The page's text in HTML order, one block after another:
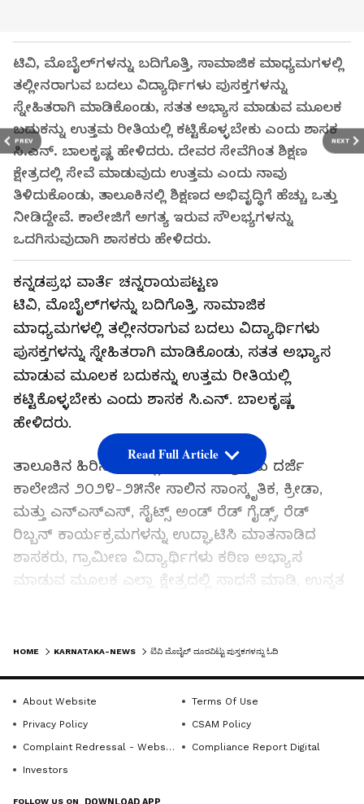
PREV NEXT
ಟಿವಿ, ಮೊಬೈಲ್‌ಗಳನ್ನು ಬದಿಗೊತ್ತಿ, ಸಾಮಾಜಿಕ ಮಾಧ್ಯಮಗಳಲ್ಲಿ
ತಲ್ಲೀನರಾಗುವ ಬದಲು ವಿದ್ಯಾರ್ಥಿಗಳು ಪುಸಕ್ತಗಳನ್ನು
ಸ್ನೇಹಿತರಾಗಿ ಮಾಡಿಕೊಂಡು, ಸತತ ಅಭ್ಯಾಸ ಮಾಡುವ ಮೂಲಕ
ಬದುಕನ್ನು ಉತ್ತಮ ರೀತಿಯಲ್ಲಿ ಕಟ್ಟಿಕೊಳ್ಳಬೇಕು ಎಂದು ಶಾಸಕ
ಸಿ.ಎನ್. ಬಾಲಕೃಷ್ಣ ಹೇಳಿದರು. ದೇವರ ಸೇವೆಗಿಂತ ಶಿಕ್ಷಣ
ಕ್ಷೇತ್ರದಲ್ಲಿ ಸೇವೆ ಮಾಡುವುದು ಉತ್ತಮ ಎಂದು ನಾವು
ತಿಳಿದುಕೊಂಡು, ತಾಲೂಕಿನಲ್ಲಿ ಶಿಕ್ಷಣದ ಅಭಿವೃದ್ಧಿಗೆ ಹೆಚ್ಚು ಒತ್ತು
ನೀಡಿದ್ದೇವೆ. ಕಾಲೇಜಿಗೆ ಅಗತ್ಯ ಇರುವ ಸೌಲಭ್ಯಗಳನ್ನು
ಒದಗಿಸುವುದಾಗಿ ಶಾಸಕರು ಹೇಳಿದರು.
ಕನ್ನಡಪ್ರಭ ವಾರ್ತೆ ಚನ್ನರಾಯಪಟ್ಟಣ
ಟಿವಿ, ಮೊಬೈಲ್‌ಗಳನ್ನು ಬದಿಗೊತ್ತಿ, ಸಾಮಾಜಿಕ
ಮಾಧ್ಯಮಗಳಲ್ಲಿ ತಲ್ಲೀನರಾಗುವ ಬದಲು ವಿದ್ಯಾರ್ಥಿಗಳು
ಪುಸಕ್ತಗಳನ್ನು ಸ್ನೇಹಿತರಾಗಿ ಮಾಡಿಕೊಂಡು, ಸತತ ಅಭ್ಯಾಸ
ಮಾಡುವ ಮೂಲಕ ಬದುಕನ್ನು ಉತ್ತಮ ರೀತಿಯಲ್ಲಿ
ಕಟ್ಟಿಕೊಳ್ಳಬೇಕು ಎಂದು ಶಾಸಕ ಸಿ.ಎನ್. ಬಾಲಕೃಷ್ಣ
ಹೇಳಿದರು.
ತಾಲೂಕಿನ ಹಿರಿಸಾವೆಯಲ್ಲಿನ ಸರ್ಕಾರಿ ಪ್ರಥಮ ದರ್ಜೆ
ಕಾಲೇಜಿನ ೨೦೨೪-೨೫ನೇ ಸಾಲಿನ ಸಾಂಸ್ಕೃತಿಕ, ಕ್ರೀಡಾ,
ಮತ್ತು ಎನ್‌ಎಸ್‌ಎಸ್, ಸೈಟ್ಸ್ ಅಂಡ್ ರೆಡ್ ಗೈಡ್ಸ್, ರೆಡ್
ರಿಬ್ಬನ್ ಕಾರ್ಯಕ್ರಮಗಳನ್ನು ಉದ್ಘಾಟಿಸಿ ಮಾತನಾಡಿದ
ಶಾಸಕರು, ಗ್ರಾಮೀಣ ವಿದ್ಯಾರ್ಥಿಗಳು ಕಠಿಣ ಅಭ್ಯಾಸ
ಮಾಡುವ ಮೂಲಕ ಎಲ್ಲಾ ಕ್ಷೇತ್ರದಲ್ಲಿ ಸಾಧನೆ ಮಾಡಿ, ಉನ್ನತ
ಉಳಿಸಿ ಬೆಳೆಸುವ ಬಗ್ಗೆ ಹೆಚ್ಚು ಗಮನಹರಿಸಬೇಕಿದೆ. ದೇವರ
ಎಂದು ನಾವು ತಿಳಿದುಕೊಂಡು, ತಾಲೂಕಿನಲ್ಲಿ ಶಿಕ್ಷಣದ
ಅಭಿವೃದ್ಧಿಗೆ ಹೆಚ್ಚು ಒತ್ತು ನೀಡಿದ್ದೇವೆ. ಕಾಲೇಜಿಗೆ ಅಗತ್ಯ ಇರುವ
ಸೌಲಭ್ಯಗಳನ್ನು ಒದಗಿಸುವುದಾಗಿ ಶಾಸಕರು ಹೇಳಿದರು.ಸಾಹಿತಿ
ಹೆರಗನಹಳ್ಳಿ ದಿನೇಶ್ ಮಾತನಾಡಿ, ಪದವಿ ಹಂತದಲ್ಲಿಯೇ
Read Full Article
HOME KARNATAKA-NEWS ಟಿವಿ ಮೊಬೈಲ್‌ ದೂರವಿಟ್ಟು ಪುಸ್ತಕಗಳನ್ನು ಓದಿ
About Website
Terms Of Use
Privacy Policy
CSAM Policy
Complaint Redressal - Website
Compliance Report Digital
Investors
FOLLOW US ON